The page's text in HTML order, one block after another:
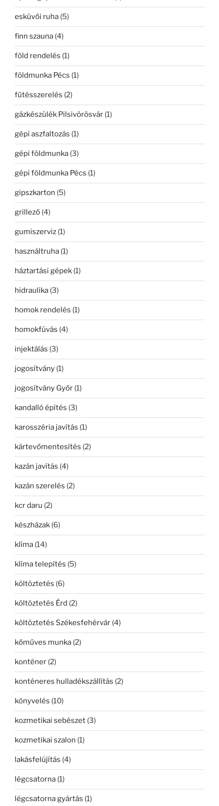
esküvői ruha (5)
finn szauna (4)
föld rendelés (1)
földmunka Pécs (1)
fűtésszerelés (2)
gázkészülék Pilsivörösvár (1)
gépi aszfaltozás (1)
gépi földmunka (3)
gépi földmunka Pécs (1)
gipszkarton (5)
grillező (4)
gumiszerviz (1)
használtruha (1)
háztartási gépek (1)
hidraulika (3)
homok rendelés (1)
homokfúvás (4)
injektálás (3)
jogosítvány (1)
jogosítvány Győr (1)
kandalló építés (3)
karosszéria javítás (1)
kártevőmentesítés (2)
kazán javítás (4)
kazán szerelés (2)
kcr daru (2)
készházak (6)
klíma (14)
klíma telepítés (5)
költöztetés (6)
költöztetés Érd (2)
költöztetés Székesfehérvár (4)
kőműves munka (2)
konténer (2)
konténeres hulladékszállítás (2)
könyvelés (10)
kozmetikai sebészet (3)
kozmetikai szalon (1)
lakásfelújítás (4)
légcsatorna (1)
légcsatorna gyártás (1)